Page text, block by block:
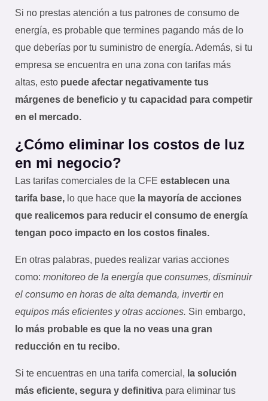
Si no prestas atención a tus patrones de consumo de
energía, es probable que termines pagando más de lo
que deberías por tu suministro de energía. Además, si tu
empresa se encuentra en una zona con tarifas más
altas, esto puede afectar negativamente tus
márgenes de beneficio y tu capacidad para competir
en el mercado.
¿Cómo eliminar los costos de luz
en mi negocio?
Las tarifas comerciales de la CFE establecen una
tarifa base, lo que hace que la mayoría de acciones
que realicemos para reducir el consumo de energía
tengan poco impacto en los costos finales.
En otras palabras, puedes realizar varias acciones
como: monitoreo de la energía que consumes, disminuir
el consumo en horas de alta demanda, invertir en
equipos más eficientes y otras acciones. Sin embargo,
lo más probable es que la no veas una gran
reducción en tu recibo.
Si te encuentras en una tarifa comercial, la solución
más eficiente, segura y definitiva para eliminar tus